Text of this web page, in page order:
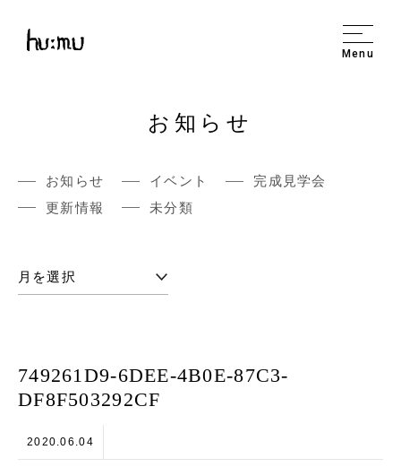
Menu
お知らせ
お知らせ イベント
完成見学会
更新情報
未分類
749261D9-6DEE-4B0E-87C3-
DF8F503292CF
2020.06.04